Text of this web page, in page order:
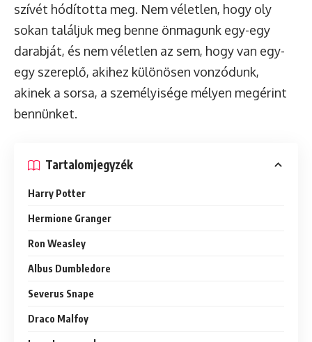
szívét hódította meg. Nem véletlen, hogy oly
sokan találjuk meg benne önmagunk egy-egy
darabját, és nem véletlen az sem, hogy van egy-
egy szereplő, akihez különösen vonzódunk,
akinek a sorsa, a személyisége mélyen megérint
bennünket.
Tartalomjegyzék
Harry Potter
Hermione Granger
Ron Weasley
Albus Dumbledore
Severus Snape
Draco Malfoy